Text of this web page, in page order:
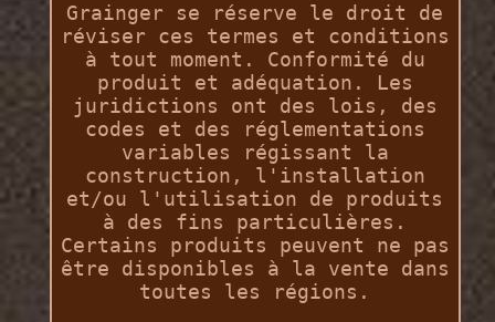
Grainger se réserve le droit de
réviser ces termes et conditions
à tout moment. Conformité du
produit et adéquation. Les
juridictions ont des lois, des
codes et des réglementations
variables régissant la
construction, l'installation
et/ou l'utilisation de produits
à des fins particulières.
Certains produits peuvent ne pas
être disponibles à la vente dans
toutes les régions.